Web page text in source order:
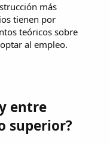
más
tienen por
teóricos sobre
al empleo.
entre
superior?